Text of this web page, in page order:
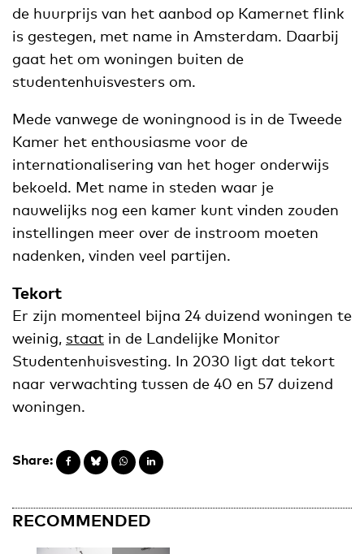
de huurprijs van het aanbod op Kamernet flink
is gestegen, met name in Amsterdam. Daarbij
gaat het om woningen buiten de
studentenhuisvesters om.
Mede vanwege de woningnood is in de Tweede
Kamer het enthousiasme voor de
internationalisering van het hoger onderwijs
bekoeld. Met name in steden waar je
nauwelijks nog een kamer kunt vinden zouden
instellingen meer over de instroom moeten
nadenken, vinden veel partijen.
Tekort
Er zijn momenteel bijna 24 duizend woningen te
weinig, staat in de Landelijke Monitor
Studentenhuisvesting. In 2030 ligt dat tekort
naar verwachting tussen de 40 en 57 duizend
woningen.
Share:
RECOMMENDED